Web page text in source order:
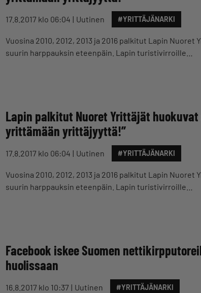
17.8.2017 klo 06:04 Uutinen #YRITTÄJÄNARKI
Vuosina 2010, 2012, 2013 ja 2016 palkitut Lapin
suurin harppauksin eteenpäin. Lapin turistivirroille…
Lapin palkitut Nuoret Yrittäjät huokuvat
yrittämään yrittäjyyttä!”
17.8.2017 klo 06:04 Uutinen #YRITTÄJÄNARKI
Vuosina 2010, 2012, 2013 ja 2016 palkitut Lapin
suurin harppauksin eteenpäin. Lapin turistivirroille…
Facebook iskee Suomen
huolissaan
16.8.2017 klo 10:37 Uutinen #YRITTÄJÄNARKI